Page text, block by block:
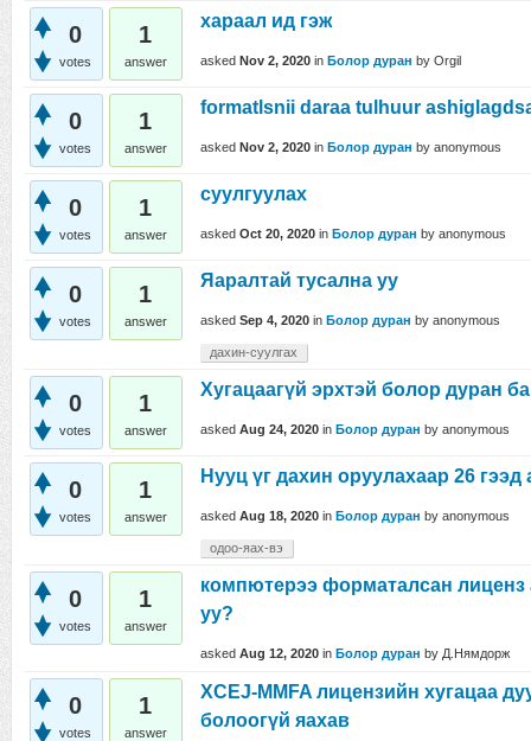
0
votes
1
answer
хараал ид гэж
asked Nov 2, 2020 in Болор дуран by Orgil
0
votes
1
answer
formatlsnii daraa tulhuur
asked Nov 2, 2020 in Болор дуран by anonymous
0
votes
1
answer
суулгуулах
asked Oct 20, 2020 in Болор дуран by anonymous
0
votes
1
answer
Яаралтай тусална уу
asked Sep 4, 2020 in Болор дуран by anonymous
дахин-суулгах
0
votes
1
answer
Хугацаагүй эрхтэй болор дуран
asked Aug 24, 2020 in Болор дуран by anonymous
0
votes
1
answer
Нууц үг дахин оруулахаар 26 гээд
asked Aug 18, 2020 in Болор дуран by anonymous
одоо-яах-вэ
0
votes
1
answer
компютерээ форматалсан лиценз
уу?
asked Aug 12, 2020 in Болор дуран by Д.Нямдорж
0
votes
1
answer
XCEJ-MMFA лицензийн хугацаа
болоогүй яахав